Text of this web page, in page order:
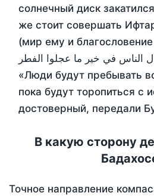
солнечный диск
же стоит совершать
(мир ему и
الناس في خير ما عجلوا الفطر
«Люди будут пребывать
пока будут торопиться с
достоверный, передали
В какую сторону
Точное направление